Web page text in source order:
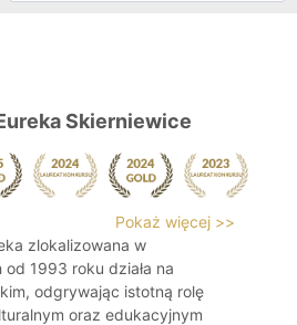
Skierniewice
Pokaż więcej >>
zlokalizowana w
od 1993 roku działa na
odgrywając istotną rolę
oraz edukacyjnym